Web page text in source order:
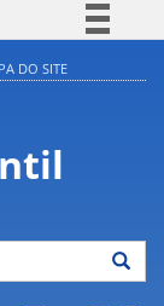
DO SITE